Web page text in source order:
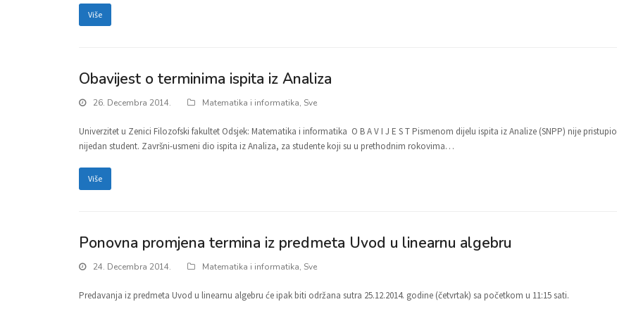
Više
Obavijest o terminima ispita iz Analiza
26. Decembra 2014. Matematika i informatika, Sve
Univerzitet u Zenici Filozofski fakultet Odsjek: Matematika i informatika O B A V I J E S T Pismenom dijelu ispita iz Analize (SNPP) nije pristupio
nijedan student. Završni-usmeni dio ispita iz Analiza, za studente koji su u prethodnim rokovima…
Više
Ponovna promjena termina iz predmeta Uvod u linearnu algebru
24. Decembra 2014. Matematika i informatika, Sve
Predavanja iz predmeta Uvod u linearnu algebru će ipak biti održana sutra 25.12.2014. godine (četvrtak) sa početkom u 11:15 sati.